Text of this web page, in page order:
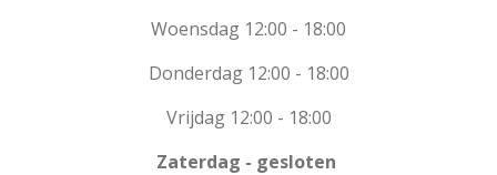
Woensdag 12:00 - 18:00
Donderdag 12:00 - 18:00
Vrijdag 12:00 - 18:00
Zaterdag - gesloten